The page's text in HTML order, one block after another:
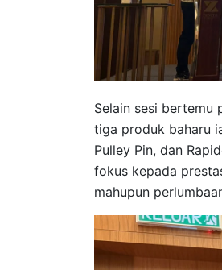
Selain sesi bertemu
tiga produk baharu
Pulley Pin, dan
fokus kepada
mahupun